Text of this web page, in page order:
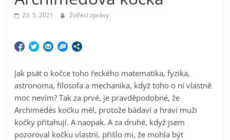
23. 5. 2021 Zvířecí zprávy
Jak psát o kočce toho řeckého matematika, fyzika,
astronoma, filosofa a mechanika, když toho o ní vlastně
moc nevím? Tak za prvé, je pravděpodobné, že
Archimédés kočku měl, protože bádaví a hraví muži
kočky přitahují. A naopak. A za druhé, když jsem
pozoroval kočku vlastní, přišlo mi, že mohla být